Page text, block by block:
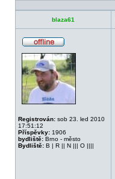
blaza61
Registrován: sob 23. led 2010
17:51:12
Příspěvky: 1906
bydliště: Brno - město
Bydliště: B | R || N ||| O ||||